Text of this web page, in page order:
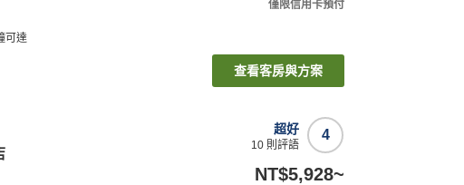
可達
僅限信用卡預付
查看客房與方案
4
超好
10 則評語
NT$5,928~